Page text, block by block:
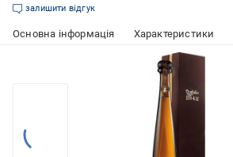
залишити відгук
Основна інформація Характеристики